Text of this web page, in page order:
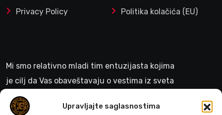
Upravljajte saglasnostima
Privacy Policy Politika kolačića (EU)
Mi smo relativno mladi tim entuzijasta kojima
je cilj da Vas obaveštavaju o vestima iz sveta
gejminga